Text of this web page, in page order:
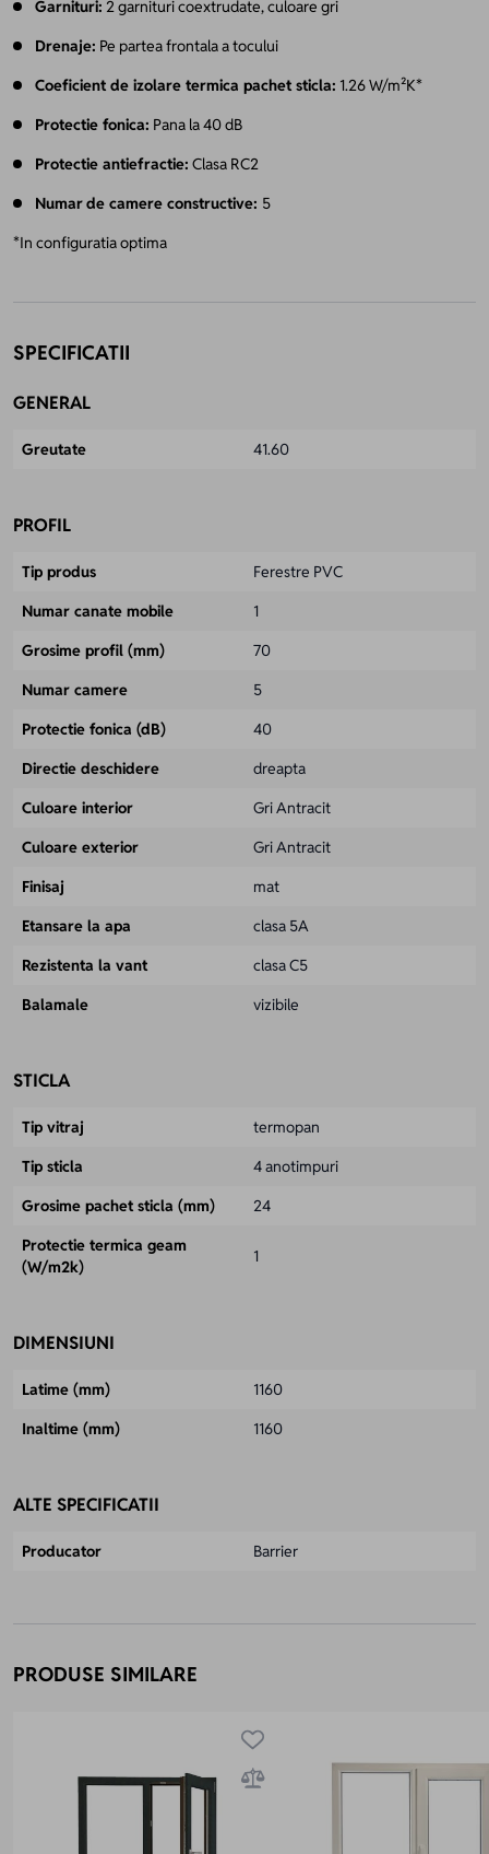
Garnituri: 2 garnituri coextrudate, culoare gri
Drenaje: Pe partea frontala a tocului
Coeficient de izolare termica pachet sticla: 1.26 W/m²K*
Protectie fonica: Pana la 40 dB
Protectie antiefractie: Clasa RC2
Numarde camere constructive: 5
*In configuratia optima
SPECIFICATII
GENERAL
Greutate 41.60
PROFIL
Tip produs
Ferestre PVC
Numar canate mobile
1
Grosime profil (mm)
70
Numar camere
5
Protectie fonica (dB)
40
Directie deschidere
dreapta
Culoare interior
Gri Antracit
Culoare exterior
Gri Antracit
Finisaj
mat
Etansare la apa
clasa 5A
Rezistenta la vant
clasa C5
Balamale
vizibile
STICLA
Tip vitraj
termopan
Tip sticla
4 anotimpuri
Grosime pachet sticla (mm)
24
Protectie termica geam
(W/m2k)
1
DIMENSIUNI
Latime (mm)
1160
Inaltime (mm)
1160
ALTE SPECIFICATII
Producator Barrier
PRODUSE SIMILARE